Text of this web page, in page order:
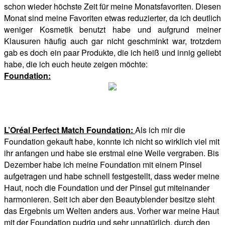
schon wieder höchste Zeit für meine Monatsfavoriten. Diesen
Monat sind meine Favoriten etwas reduzierter, da ich deutlich
weniger Kosmetik benutzt habe und aufgrund meiner
Klausuren häufig auch gar nicht geschminkt war, trotzdem
gab es doch ein paar Produkte, die ich heiß und innig geliebt
habe, die ich euch heute zeigen möchte:
Foundation:
L’Oréal Perfect Match Foundation: Als ich mir die
Foundation gekauft habe, konnte ich nicht so wirklich viel mit
ihr anfangen und habe sie erstmal eine Weile vergraben. Bis
Dezember habe ich meine Foundation mit einem Pinsel
aufgetragen und habe schnell festgestellt, dass weder meine
Haut, noch die Foundation und der Pinsel gut miteinander
harmonieren. Seit ich aber den Beautyblender besitze sieht
das Ergebnis um Welten anders aus. Vorher war meine Haut
mit der Foundation pudrig und sehr unnatürlich, durch den